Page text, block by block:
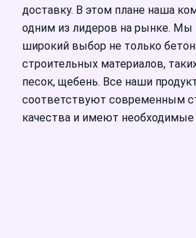
доставку. В этом плане наша
одним из лидеров на рынке. Мы
широкий выбор не только
строительных материалов,
песок, щебень. Все наши
соответствуют современным
качества и имеют